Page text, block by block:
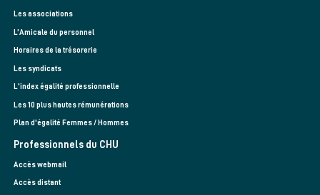
Les associations
L’Amicale du personnel
Horaires de la trésorerie
Les syndicats
L'index égalité professionnelle
Les 10 plus hautes rémunérations
Plan d'égalité Femmes / Hommes
Professionnels du CHU
Accès webmail
Accès distant